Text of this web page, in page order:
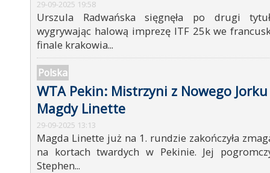
29-09-2025 19:58
Urszula Radwańska sięgnęła po drugi
wygrywając halową imprezę ITF 25k we
finale krakowia...
Polska
WTA Pekin: Mistrzyni z Nowego
Magdy Linette
29-09-2025 13:13
Magda Linette już na 1. rundzie zakończyła
na kortach twardych w Pekinie. Jej
Stephen...